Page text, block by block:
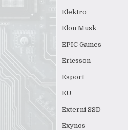
Elektro
Elon Musk
EPIC Games
Ericsson
Esport
EU
Externi SSD
Exynos